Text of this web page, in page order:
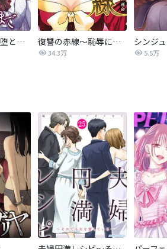
あなたを地獄に堕とすまで 復讐の赤線～恥辱にまみれた少女の運命～【タテヨミ】
34.3万 5.5万